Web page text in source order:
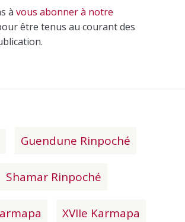
à vous abonner à notre
être tenus au courant des
Guendune Rinpoché
Shamar Rinpoché
XVIIe Karmapa